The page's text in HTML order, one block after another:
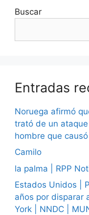
Buscar
Entradas
Noruega afirmó
trató de un
hombre que
Camilo
la palma | RPP
Estados Unidos |
años por disparar
York | NNDC |